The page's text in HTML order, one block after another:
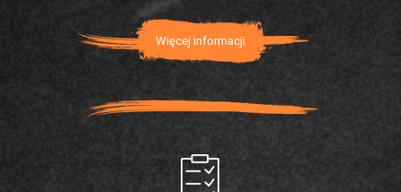
Więcej informacji